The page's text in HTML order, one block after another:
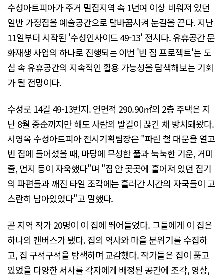
수성아트피아가 주거 밀집지역 속 1년여 이상 비워져 있던
일반 가정집을 예술공간으로 탈바꿈시켜 눈길을 끈다. 지난
11일부터 시작된 '수성인사이드 49-13' 전시다. 유휴공간 문
화재생 사업의 하나로 진행되는 이번 '빈 집 프로젝트'는 도
심 속 유휴공간의 지속적인 활용 가능성을 탐색해보는 기회
가 될 전망이다.
수성로 14길 49-13번지. 연면적 290.90㎡의 2층 주택은 지
난 8월 중순까지만 해도 사람의 발길이 끊긴 채 방치돼왔다.
서영옥 수성아트피아 전시기획팀장은 "파란 철 대문을 열고
빈 집에 들어섰을 때, 마당에 무성한 풀과 눅눅한 기운, 거미
줄, 먼지 등이 자욱했다"며 "집 안 곳곳에 흩어져 있던 집기
의 파편들과 깨진 타일 조각에는 흘러간 시간의 자국들이 고
스란히 남아있었다"고 말했다.
곧 지역 작가 20명이 이 집에 뛰어들었다. 그들에게 이 집은
하나의 캔버스가 됐다. 집의 역사와 마을 분위기를 수집하
고, 집 구석구석을 탐색하며 교감했다. 작가들은 집이 품고
있었을 다양한 서사를 각자에게 배정된 공간에 조각, 영상,